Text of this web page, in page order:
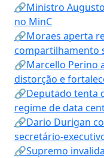
🔗Ministro
no MinC
🔗Moraes aperta
compartilhamento
🔗Marcello Perino
distorção e
🔗Deputado tenta
regime de data
🔗Dario Durigan
secretário-
🔗Supremo